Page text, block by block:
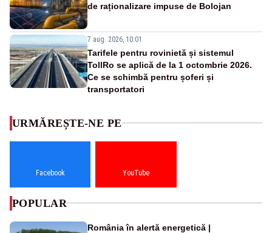
de raționalizare impuse de Bolojan
7 aug. 2026, 10:01
Tarifele pentru rovinietă și sistemul
TollRo se aplică de la 1 octombrie 2026.
Ce se schimbă pentru șoferi și
transportatori
URMĂREȘTE-NE PE
Facebook YouTube
POPULAR
România în alertă energetică |